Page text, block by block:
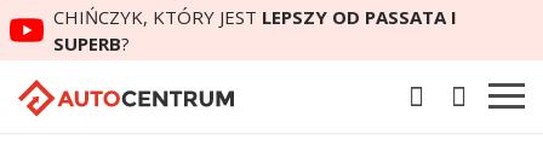
CHIŃCZYK, KTÓRY JEST LEPSZY OD PASSATA I
SUPERB?